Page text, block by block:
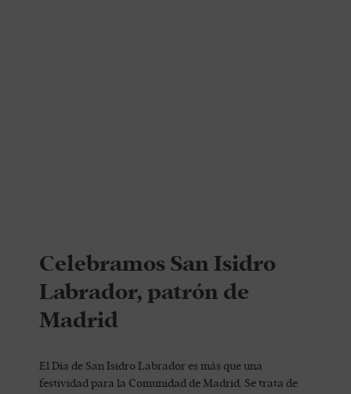
Celebramos San Isidro
Labrador, patrón de
Madrid
El Día de San Isidro Labrador es más que una
festividad para la Comunidad de Madrid. Se trata de